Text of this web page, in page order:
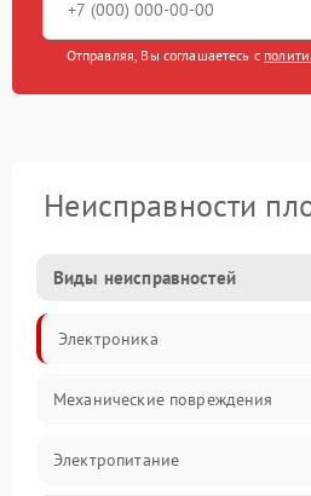
Отправляя, Вы соглашаетесь с
Неисправности
Виды неисправностей
Электроника
Механические повреждения
Электропитание